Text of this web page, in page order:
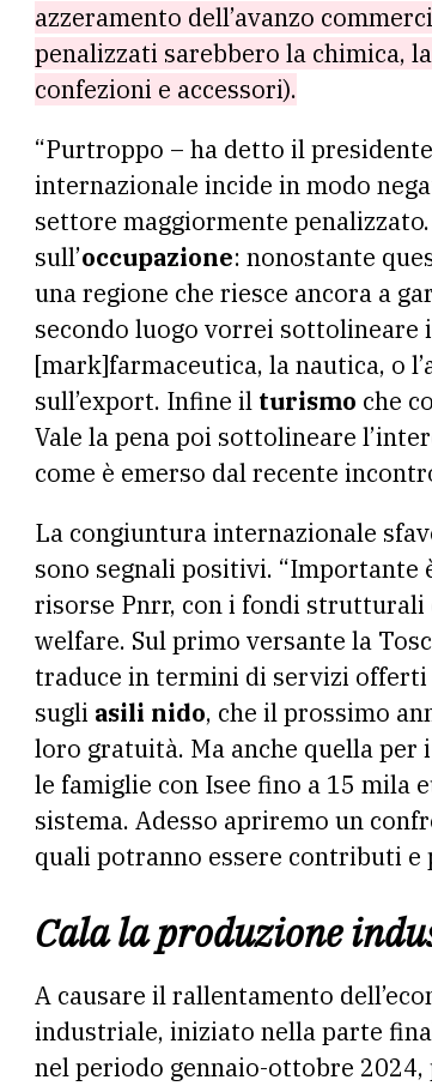
azzeramento dell’avanzo
penalizzati sarebbero la chimica,
confezioni e accessori).
“Purtroppo – ha detto il
internazionale incide in modo
settore maggiormente
sull’occupazione: nonostante
una regione che riesce ancora a
secondo luogo vorrei
[mark]farmaceutica, la nautica, o
sull’export. Infine il turismo che
Vale la pena poi sottolineare
come è emerso dal recente
La congiuntura internazionale
sono segnali positivi. “Importante
risorse Pnrr, con i fondi strutturali
welfare. Sul primo versante la
traduce in termini di servizi
sugli asili nido, che il prossimo
loro gratuità. Ma anche quella per i
le famiglie con Isee fino a 15
sistema. Adesso apriremo un
quali potranno essere contributi e
Cala la produzione
A causare il rallentamento
industriale, iniziato nella parte
nel periodo gennaio-ottobre